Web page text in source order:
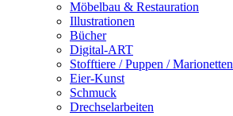
Möbelbau & Restauration
Illustrationen
Bücher
Digital-ART
Stofftiere / Puppen / Marionetten
Eier-Kunst
Schmuck
Drechselarbeiten